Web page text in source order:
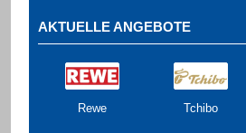
AKTUELLE ANGEBOTE
Rewe Tchibo